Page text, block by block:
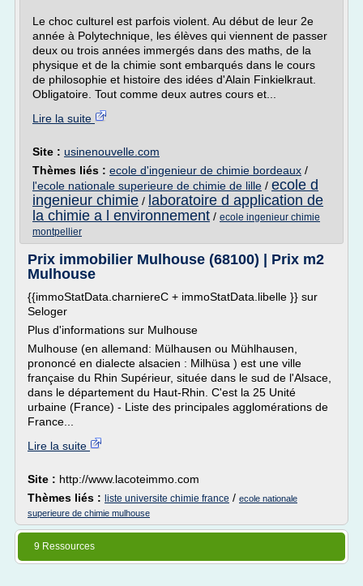
Le choc culturel est parfois violent. Au début de leur 2e
année à Polytechnique, les élèves qui viennent de passer
deux ou trois années immergés dans des maths, de la
physique et de la chimie sont embarqués dans le cours
de philosophie et histoire des idées d'Alain Finkielkraut.
Obligatoire. Tout comme deux autres cours et...
Lire la suite
Site : usinenouvelle.com
Thèmes liés : ecole d'ingenieur de chimie bordeaux /
l'ecole nationale superieure de chimie de lille / ecole d
ingenieur chimie / laboratoire d application de
la chimie a l environnement / ecole ingenieur chimie
montpellier
Prix immobilier Mulhouse (68100) | Prix m2
Mulhouse
{{immoStatData.charniereC + immoStatData.libelle }} sur
Seloger
Plus d'informations sur Mulhouse
Mulhouse (en allemand: Mülhausen ou Mühlhausen,
prononcé en dialecte alsacien : Milhüsa ) est une ville
française du Rhin Supérieur, située dans le sud de l'Alsace,
dans le département du Haut-Rhin. C'est la 25 Unité
urbaine (France) - Liste des principales agglomérations de
France...
Lire la suite
Site : http://www.lacoteimmo.com
Thèmes liés : liste universite chimie france / ecole nationale
superieure de chimie mulhouse
9 Ressources